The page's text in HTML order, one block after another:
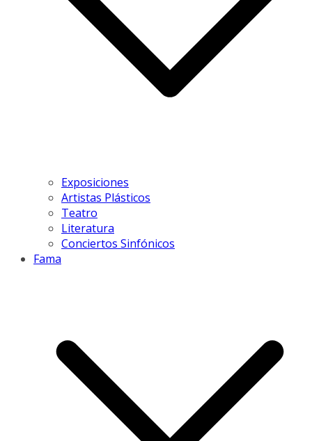
Exposiciones
Artistas Plásticos
Teatro
Literatura
Conciertos Sinfónicos
Fama